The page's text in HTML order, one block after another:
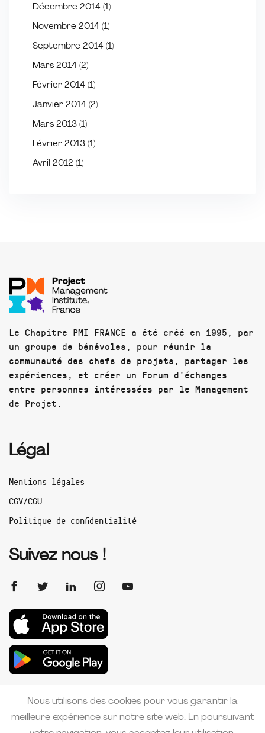
Décembre 2014 (1)
Novembre 2014 (1)
Septembre 2014 (1)
Mars 2014 (2)
Février 2014 (1)
Janvier 2014 (2)
Mars 2013 (1)
Février 2013 (1)
Avril 2012 (1)
Le Chapitre PMI FRANCE a été créé en 1995, par
un groupe de bénévoles, pour réunir la
communauté des chefs de projets, partager les
expériences, et créer un Forum d'échanges
entre personnes intéressées par le Management
de Projet.
Légal
Mentions légales
CGV/CGU
Politique de confidentialité
Suivez nous !
Nous utilisons des cookies pour vous garantir la
meilleure expérience sur notre site web. En poursuivant